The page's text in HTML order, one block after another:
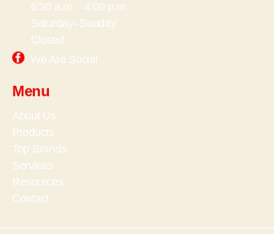
6:30 a.m. - 4:00 p.m
Saturday- Sunday
Closed
We Are Social
Menu
About Us
Products
Top Brands
Services
Resources
Contact